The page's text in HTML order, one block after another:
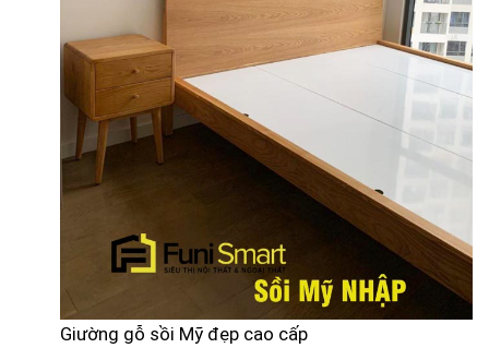
Giường gỗ sồi Mỹ đẹp cao cấp